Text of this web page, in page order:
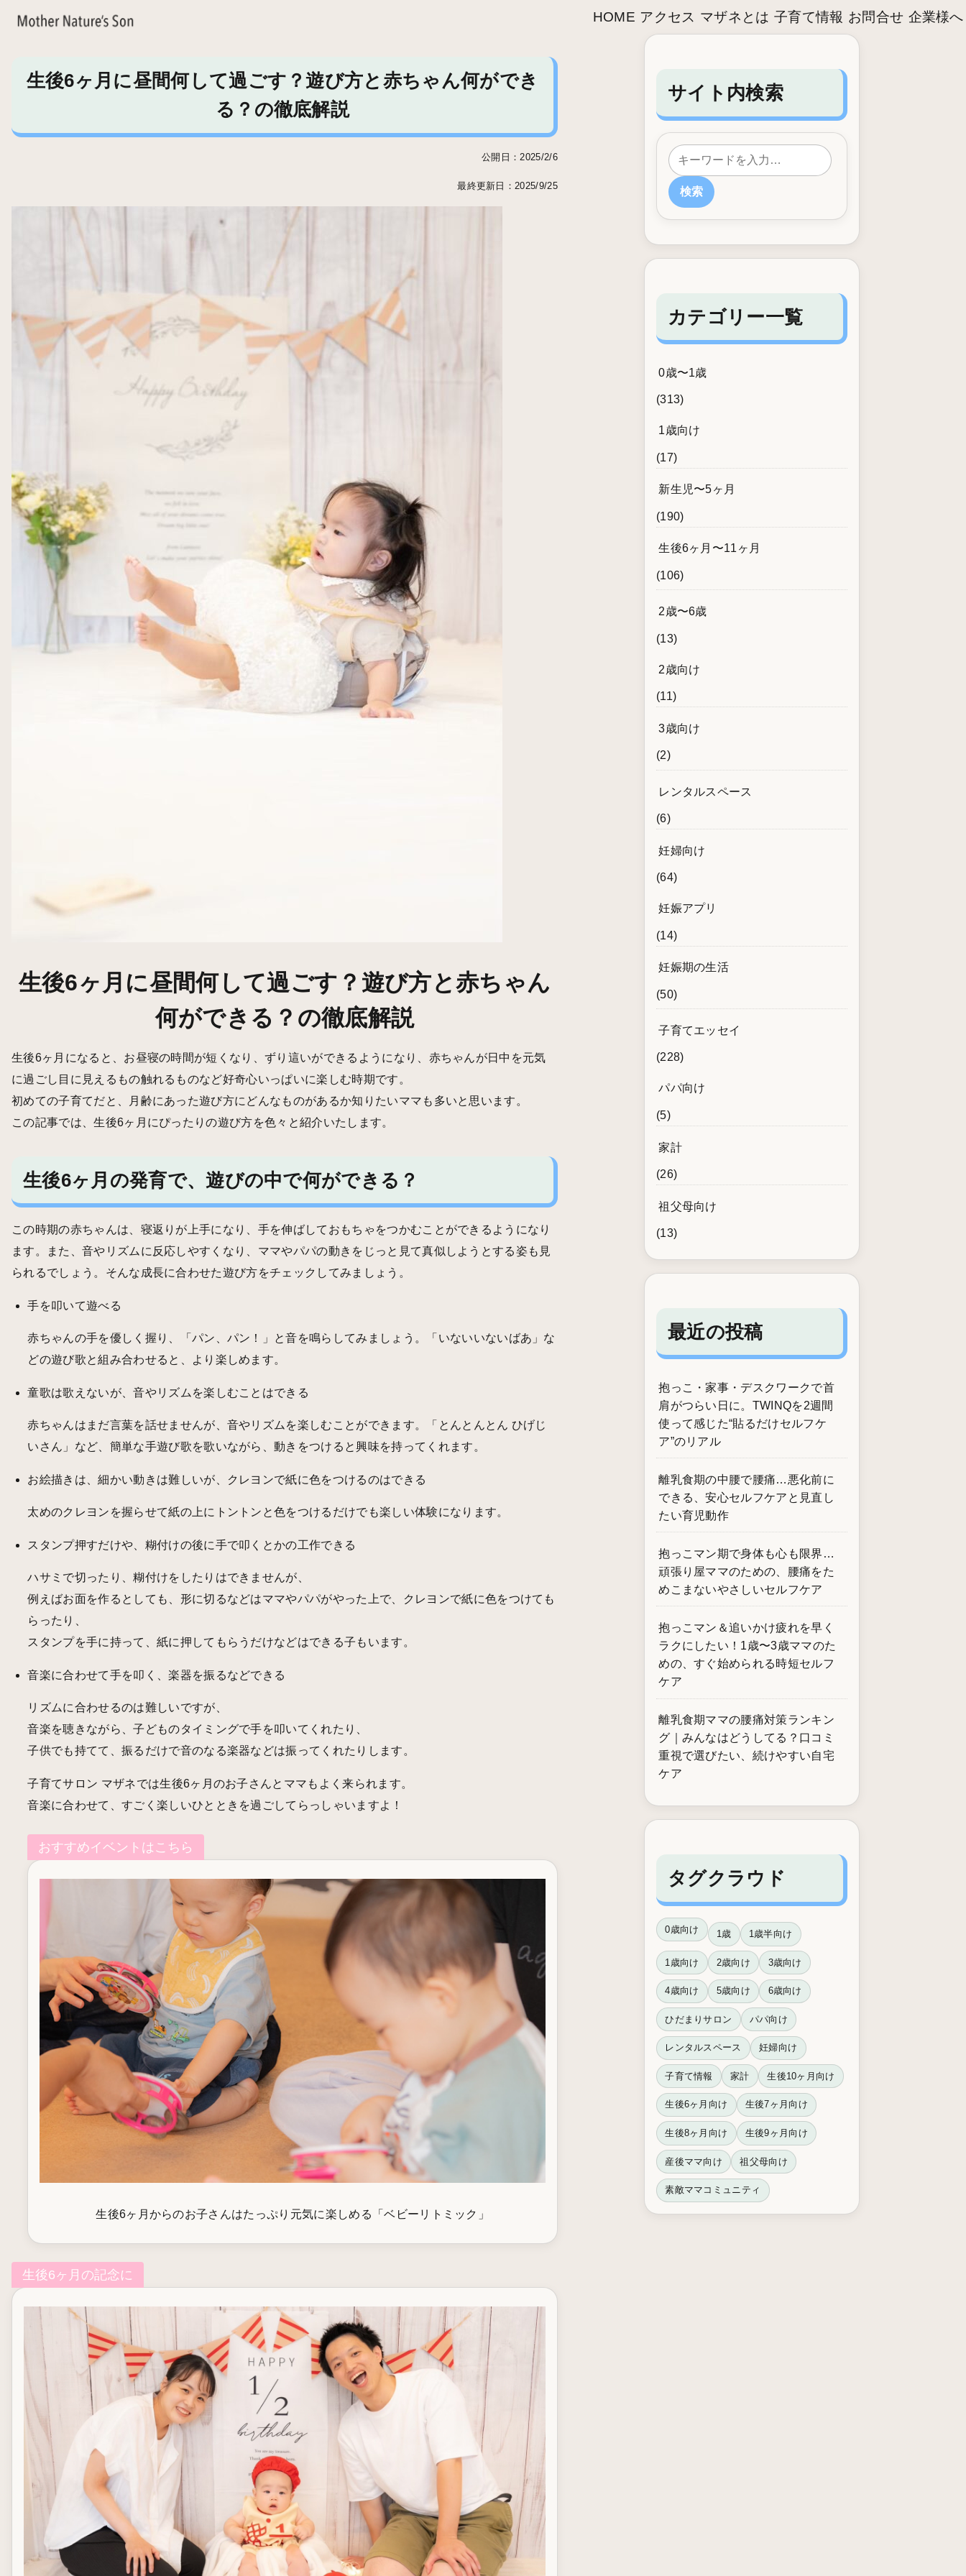
HOME アクセス マザネとは 子育て情報 お問合せ 企業様へ
生後6ヶ月に昼間何して過ごす？遊び方と赤ちゃん何ができ
る？の徹底解説
公開日：2025/2/6
最終更新日：2025/9/25
生後6ヶ月に昼間何して過ごす？遊び方と赤ちゃん
何ができる？の徹底解説
生後6ヶ月になると、お昼寝の時間が短くなり、ずり這いができるようになり、赤ちゃんが日中を元気
に過ごし目に見えるもの触れるものなど好奇心いっぱいに楽しむ時期です。
初めての子育てだと、月齢にあった遊び方にどんなものがあるか知りたいママも多いと思います。
この記事では、生後6ヶ月にぴったりの遊び方を色々と紹介いたします。
生後6ヶ月の発育で、遊びの中で何ができる？
この時期の赤ちゃんは、寝返りが上手になり、手を伸ばしておもちゃをつかむことができるようになり
ます。また、音やリズムに反応しやすくなり、ママやパパの動きをじっと見て真似しようとする姿も見
られるでしょう。そんな成長に合わせた遊び方をチェックしてみましょう。
手を叩いて遊べる
赤ちゃんの手を優しく握り、「パン、パン！」と音を鳴らしてみましょう。「いないいないばあ」な
どの遊び歌と組み合わせると、より楽しめます。
童歌は歌えないが、音やリズムを楽しむことはできる
赤ちゃんはまだ言葉を話せませんが、音やリズムを楽しむことができます。「とんとんとん ひげじ
いさん」など、簡単な手遊び歌を歌いながら、動きをつけると興味を持ってくれます。
お絵描きは、細かい動きは難しいが、クレヨンで紙に色をつけるのはできる
太めのクレヨンを握らせて紙の上にトントンと色をつけるだけでも楽しい体験になります。
スタンプ押すだけや、糊付けの後に手で叩くとかの工作できる
ハサミで切ったり、糊付けをしたりはできませんが、
例えばお面を作るとしても、形に切るなどはママやパパがやった上で、クレヨンで紙に色をつけても
らったり、
スタンプを手に持って、紙に押してもらうだけなどはできる子もいます。
音楽に合わせて手を叩く、楽器を振るなどできる
リズムに合わせるのは難しいですが、
音楽を聴きながら、子どものタイミングで手を叩いてくれたり、
子供でも持てて、振るだけで音のなる楽器などは振ってくれたりします。
子育てサロン マザネでは生後6ヶ月のお子さんとママもよく来られます。
音楽に合わせて、すごく楽しいひとときを過ごしてらっしゃいますよ！
おすすめイベントはこちら
生後6ヶ月からのお子さんはたっぷり元気に楽しめる「ベビーリトミック」
生後6ヶ月の記念に
サイト内検索
検索
カテゴリー一覧
0歳〜1歳
(313)
1歳向け
(17)
新生児〜5ヶ月
(190)
生後6ヶ月〜11ヶ月
(106)
2歳〜6歳
(13)
2歳向け
(11)
3歳向け
(2)
レンタルスペース
(6)
妊婦向け
(64)
妊娠アプリ
(14)
妊娠期の生活
(50)
子育てエッセイ
(228)
パパ向け
(5)
家計
(26)
祖父母向け
(13)
最近の投稿
抱っこ・家事・デスクワークで首
肩がつらい日に。TWINQを2週間
使って感じた“貼るだけセルフケ
ア”のリアル
離乳食期の中腰で腰痛…悪化前に
できる、安心セルフケアと見直し
たい育児動作
抱っこマン期で身体も心も限界…
頑張り屋ママのための、腰痛をた
めこまないやさしいセルフケア
抱っこマン＆追いかけ疲れを早く
ラクにしたい！1歳〜3歳ママのた
めの、すぐ始められる時短セルフ
ケア
離乳食期ママの腰痛対策ランキン
グ｜みんなはどうしてる？口コミ
重視で選びたい、続けやすい自宅
ケア
タグクラウド
0歳向け 1歳 1歳半向け
1歳向け 2歳向け 3歳向け
4歳向け 5歳向け 6歳向け
ひだまりサロン パパ向け
レンタルスペース 妊婦向け
子育て情報 家計 生後10ヶ月向け
生後6ヶ月向け 生後7ヶ月向け
生後8ヶ月向け 生後9ヶ月向け
産後ママ向け 祖父母向け
素敵ママコミュニティ